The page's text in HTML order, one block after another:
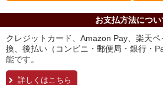
お支払方法につい
クレジットカード、Amazon Pay、楽天ペ
換、後払い（コンビニ・郵便局・銀行・
能です。
詳しくはこちら